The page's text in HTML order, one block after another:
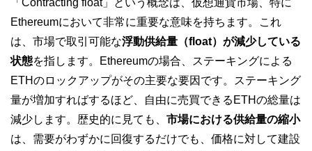
Ethereumにおいて非常に重要な意味を持ちます。これ
は、市場で取引可能な浮動供給量（float）が減少している
状態を指します。Ethereumの場合、ステーキングによる
ETHのロックアップがその主要な要因です。ステーキング
量が増加すればするほど、自由に売買できるETHの総量は
減少します。歴史的に見ても、 市場における供給量の縮小
は、需要がわずかに回復するだけでも、価格に対して建設